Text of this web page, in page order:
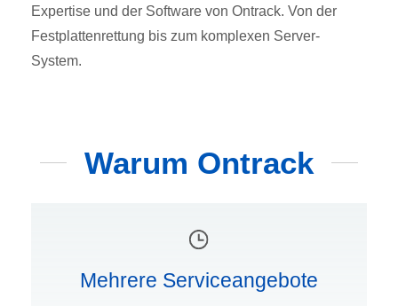
Expertise und der Software von Ontrack. Von der
Festplattenrettung bis zum komplexen Server-
System.
Warum Ontrack
Mehrere Serviceangebote